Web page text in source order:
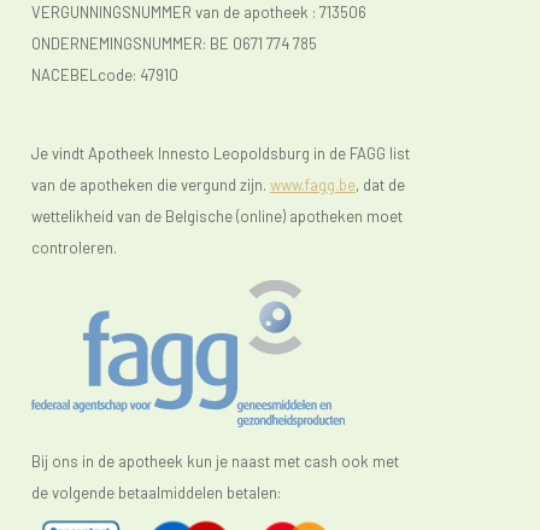
VERGUNNINGSNUMMER van de apotheek : 713506
ONDERNEMINGSNUMMER: BE 0671 774 785
NACEBELcode: 47910
Je vindt Apotheek Innesto Leopoldsburg in de FAGG list
van de apotheken die vergund zijn. www.fagg.be, dat de
wettelikheid van de Belgische (online) apotheken moet
controleren.
Bij ons in de apotheek kun je naast met cash ook met
de volgende betaalmiddelen betalen: